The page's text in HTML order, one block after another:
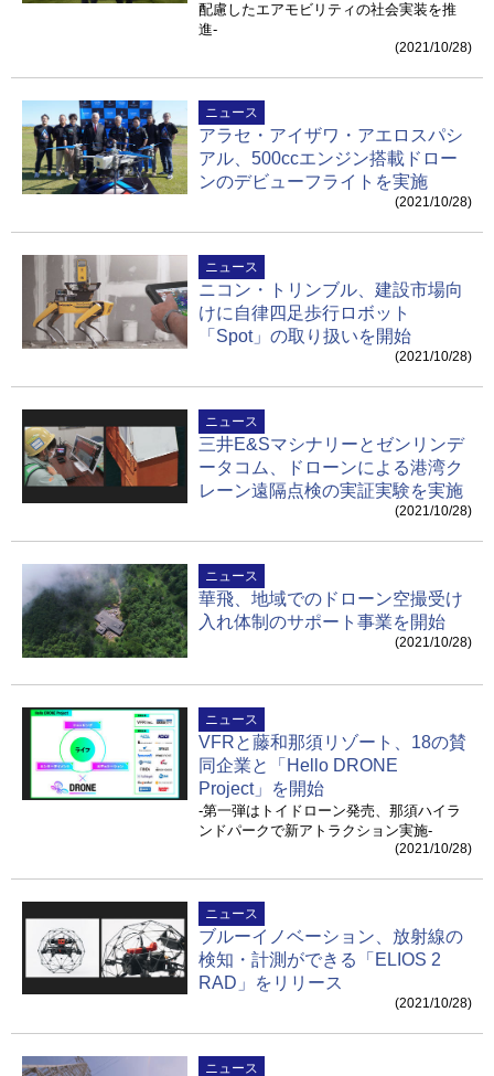
配慮したエアモビリティの社会実装を推
進-
(2021/10/28)
ニュース
アラセ・アイザワ・アエロスパシ
アル、500ccエンジン搭載ドロー
ンのデビューフライトを実施
(2021/10/28)
ニュース
ニコン・トリンブル、建設市場向
けに自律四足歩行ロボット
「Spot」の取り扱いを開始
(2021/10/28)
ニュース
三井E&Sマシナリーとゼンリンデ
ータコム、ドローンによる港湾ク
レーン遠隔点検の実証実験を実施
(2021/10/28)
ニュース
華飛、地域でのドローン空撮受け
入れ体制のサポート事業を開始
(2021/10/28)
ニュース
VFRと藤和那須リゾート、18の賛
同企業と「Hello DRONE
Project」を開始
-第一弾はトイドローン発売、那須ハイラ
ンドパークで新アトラクション実施-
(2021/10/28)
ニュース
ブルーイノベーション、放射線の
検知・計測ができる「ELIOS 2
RAD」をリリース
(2021/10/28)
ニュース